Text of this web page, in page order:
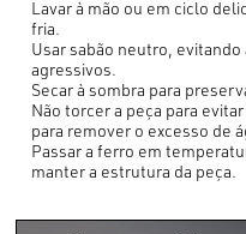
Lavar à mão ou em ciclo
fria.
Usar sabão neutro,
agressivos.
Secar à sombra para
Não torcer a peça para
para remover o excesso de
Passar a ferro em
manter a estrutura da peça.